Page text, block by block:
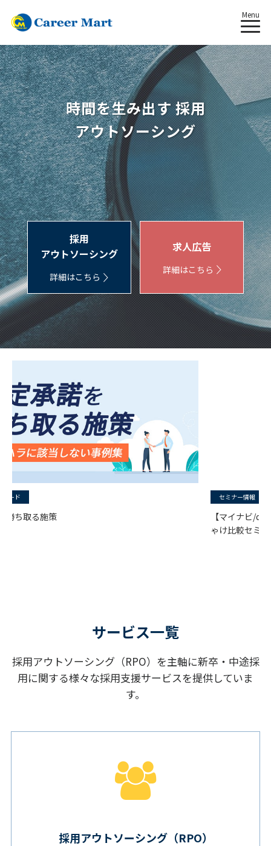
Menu
採用
アウトソーシング
詳細はこちら
求人広告
詳細はこちら
時間を生み出す 採用
アウトソーシング
【マイナビ/doda/エン】営業トーク抜きの強み・弱みぶっち
サービス一覧
採用アウトソーシング（RPO）を主軸に新卒・中途採
用に関する様々な採用支援サービスを提供していま
す。
採用アウトソーシング（RPO）